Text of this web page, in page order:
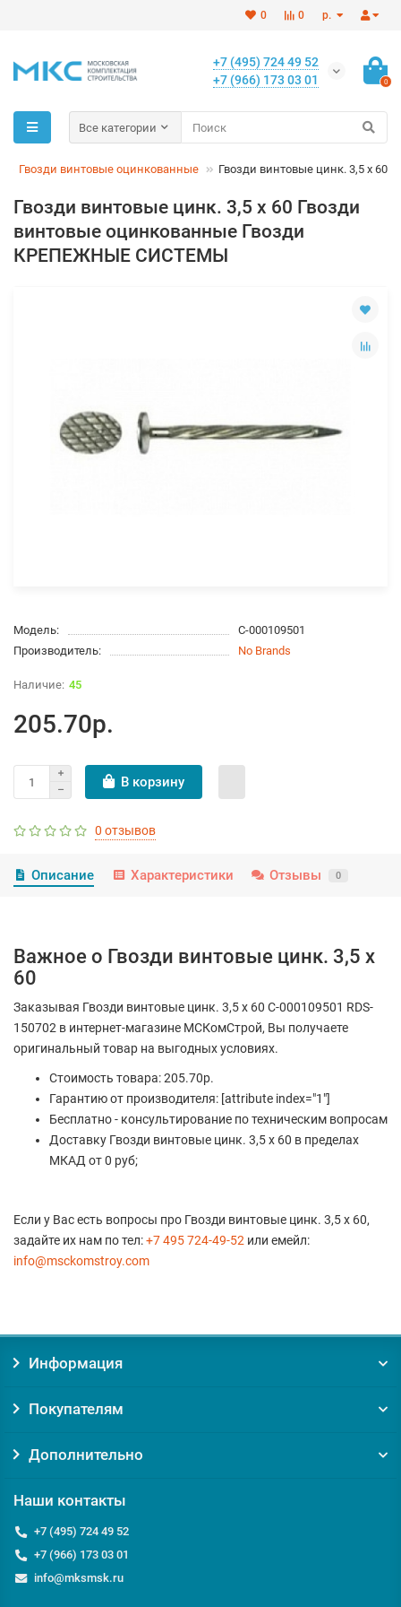
р.
0
0
+7 (495) 724 49 52
+7 (966) 173 03 01
0
Все категории
Гвозди винтовые оцинкованные Гвозди винтовые цинк. 3,5 х 60
Гвозди винтовые цинк. 3,5 х 60 Гвозди
винтовые оцинкованные Гвозди
КРЕПЕЖНЫЕ СИСТЕМЫ
Модель:
С-000109501
Производитель:
No Brands
45
205.70р.
В корзину
0 отзывов
Описание Характеристики Отзывы 0
Важное о Гвозди винтовые цинк. 3,5 х
60
Заказывая Гвозди винтовые цинк. 3,5 х 60 С-000109501 RDS-
150702 в интернет-магазине МСКомСтрой, Вы получаете
оригинальный товар на выгодных условиях.
Стоимость товара: 205.70р.
Гарантию от производителя: [attribute index="1"]
Бесплатно - консультирование по техническим вопросам
Доставку Гвозди винтовые цинк. 3,5 х 60 в пределах
МКАД от 0 руб;
Если у Вас есть вопросы про Гвозди винтовые цинк. 3,5 х 60,
задайте их нам по тел:+7 495 724-49-52 или емейл:
info@msckomstroy.com
Информация
Покупателям
Дополнительно
Наши контакты
+7 (495) 724 49 52
+7 (966) 173 03 01
info@mksmsk.ru